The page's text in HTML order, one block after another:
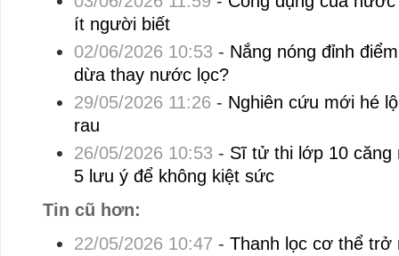
ít người biết
02/06/2026 10:53 - Nắng nóng đỉnh
dừa thay nước lọc?
29/05/2026 11:26 - Nghiên cứu mới hé
rau
26/05/2026 10:53 - Sĩ tử thi lớp 10 căng
5 lưu ý để không kiệt sức
Tin cũ hơn:
22/05/2026 10:47 - Thanh lọc cơ thể trở